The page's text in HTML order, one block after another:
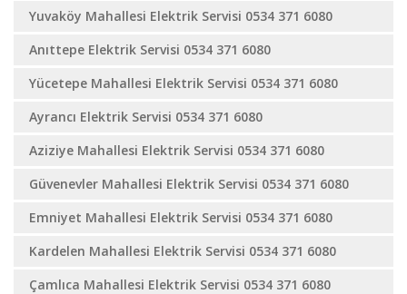
Yuvaköy Mahallesi Elektrik Servisi 0534 371 6080
Anıttepe Elektrik Servisi 0534 371 6080
Yücetepe Mahallesi Elektrik Servisi 0534 371 6080
Ayrancı Elektrik Servisi 0534 371 6080
Aziziye Mahallesi Elektrik Servisi 0534 371 6080
Güvenevler Mahallesi Elektrik Servisi 0534 371 6080
Emniyet Mahallesi Elektrik Servisi 0534 371 6080
Kardelen Mahallesi Elektrik Servisi 0534 371 6080
Çamlıca Mahallesi Elektrik Servisi 0534 371 6080